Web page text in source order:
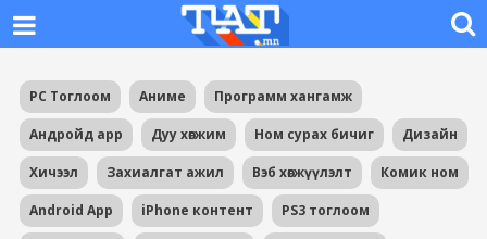
PC Тоглоом Аниме Программ хангамж
Андройд app Дуу хөгжим Ном сурах бичиг Дизайн
Хичээл Захиалгат ажил Вэб хөгжүүлэлт Комик ном
Android App iPhone контент PS3 тоглоом